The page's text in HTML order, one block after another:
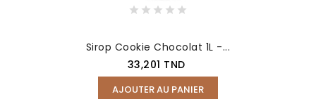
Sirop Cookie Chocolat 1L -...
Prix
33,201 TND
AJOUTER AU PANIER